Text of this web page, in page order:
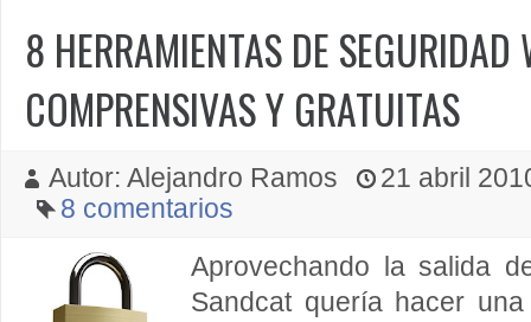
8 HERRAMIENTAS DE SEGURIDAD
COMPRENSIVAS Y GRATUITAS
Autor: Alejandro Ramos
21 abril
8 comentarios
Aprovechando la salida
Sandcat quería hacer